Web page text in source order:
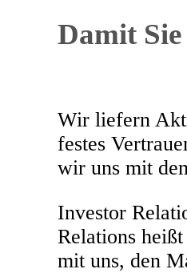
Damit
Wir liefern
festes
wir uns mit
Investor
Relations
mit uns, den